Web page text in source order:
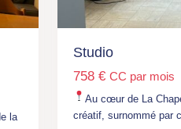
la
Studio
758 € CC par mois
Au cœur de La
créatif, surnommé par
Paris,
M°
Château
Rouge